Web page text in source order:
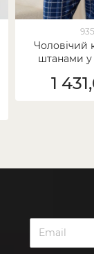
Чоловічий
штанами у
1